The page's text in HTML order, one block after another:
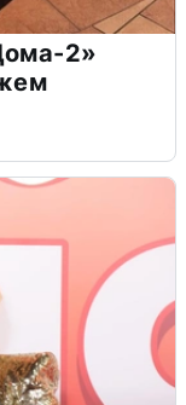
2»